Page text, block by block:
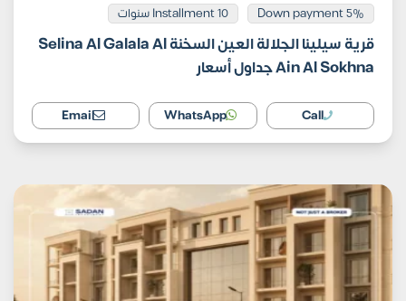
5% Down payment Installment 10 سنوات
قرية سيلينا الجلالة العين السخنة Selina Al Galala Al
Ain Al Sokhna جداول أسعار
Call
WhatsApp
Email